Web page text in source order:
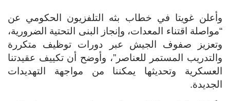
وأعلن غويتا في خطاب بثه التلفزيون الحكومي عن
“مواصلة اقتناء المعدات، وإنجاز البنى التحتية الضرورية،
وتعزيز صفوف الجيش عبر دورات توظيف متكررة
والتدريب المستمر للعناصر”، وأوضح أن تكييف عقيدتنا
العسكرية وتحديثها يمكننا من مواجهة التهديدات
الجديدة.